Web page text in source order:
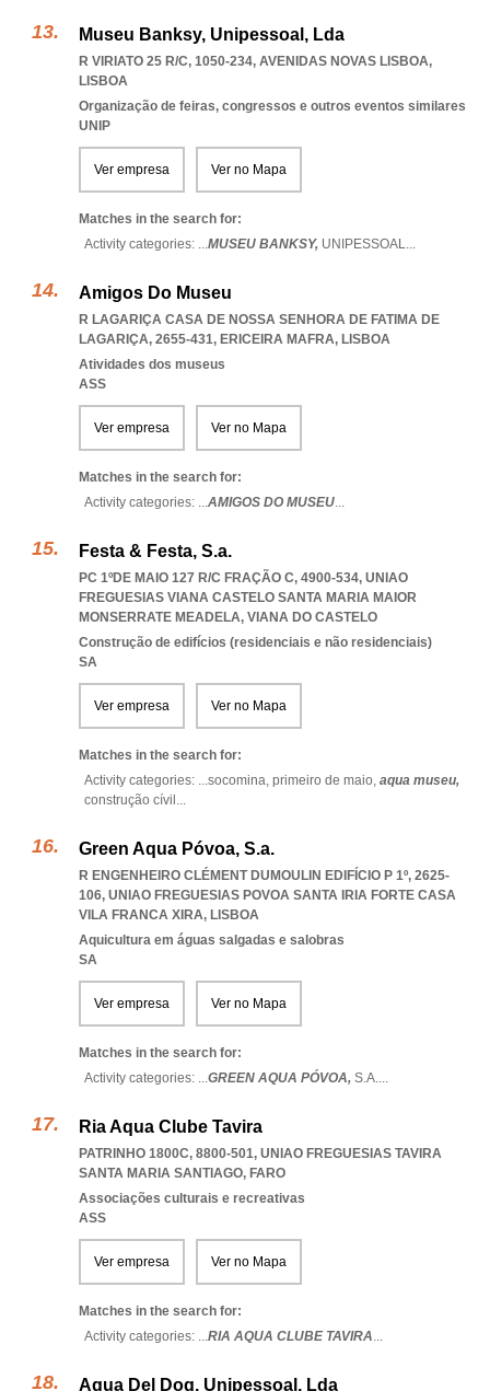
Museu Banksy, Unipessoal, Lda
R VIRIATO 25 R/C, 1050-234, AVENIDAS NOVAS LISBOA,
LISBOA
Organização de feiras, congressos e outros eventos similares
UNIP
Ver empresa Ver no Mapa
Matches in the search for:
Activity categories: ...MUSEU BANKSY, UNIPESSOAL...
Amigos Do Museu
R LAGARIÇA CASA DE NOSSA SENHORA DE FATIMA DE
LAGARIÇA, 2655-431, ERICEIRA MAFRA, LISBOA
Atividades dos museus
ASS
Ver empresa Ver no Mapa
Matches in the search for:
Activity categories: ...AMIGOS DO MUSEU...
Festa & Festa, S.a.
PC 1ºDE MAIO 127 R/C FRAÇÃO C, 4900-534, UNIAO
FREGUESIAS VIANA CASTELO SANTA MARIA MAIOR
MONSERRATE MEADELA, VIANA DO CASTELO
Construção de edifícios (residenciais e não residenciais)
SA
Ver empresa Ver no Mapa
Matches in the search for:
Activity categories: ...socomina, primeiro de maio, aqua museu,
construção cívil ...
Green Aqua Póvoa, S.a.
R ENGENHEIRO CLÉMENT DUMOULIN EDIFÍCIO P 1º, 2625-
106, UNIAO FREGUESIAS POVOA SANTA IRIA FORTE CASA
VILA FRANCA XIRA, LISBOA
Aquicultura em águas salgadas e salobras
SA
Ver empresa Ver no Mapa
Matches in the search for:
Activity categories: ...GREEN AQUA PÓVOA, S.A....
Ria Aqua Clube Tavira
PATRINHO 1800C, 8800-501, UNIAO FREGUESIAS TAVIRA
SANTA MARIA SANTIAGO, FARO
Associações culturais e recreativas
ASS
Ver empresa Ver no Mapa
Matches in the search for:
Activity categories: ...RIA AQUA CLUBE TAVIRA...
Aqua Del Doq, Unipessoal, Lda